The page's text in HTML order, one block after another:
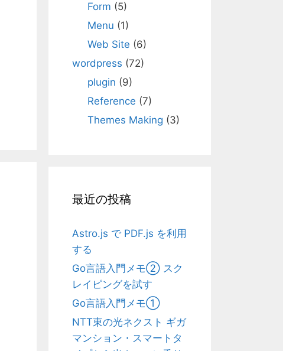
Form (5)
Menu (1)
Web Site (6)
wordpress (72)
plugin (9)
Reference (7)
Themes Making (3)
最近の投稿
Astro.js で PDF.js を利用
する
Go言語入門メモ② スク
レイピングを試す
Go言語入門メモ①
NTT東の光ネクスト ギガ
マンション・スマートタ